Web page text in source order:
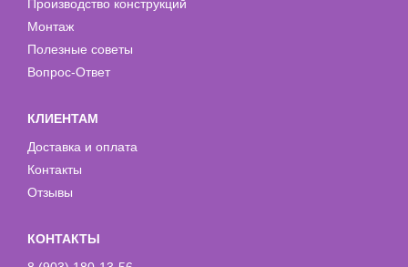
Производство конструкций
Монтаж
Полезные советы
Вопрос-Ответ
КЛИЕНТАМ
Доставка и оплата
Контакты
Отзывы
КОНТАКТЫ